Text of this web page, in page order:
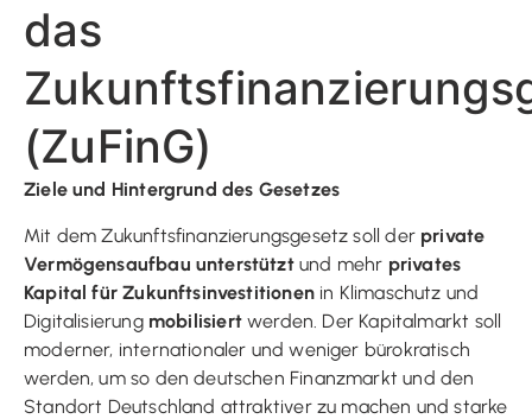
das
(ZuFinG)
Ziele und Hintergrund des Gesetzes
Mit dem Zukunftsfinanzierungsgesetz soll der private
Vermögensaufbau unterstütztund mehr privates
Kapital für Zukunftsinvestitionenin Klimaschutz und
Digitalisierung mobilisiertwerden. Der Kapitalmarkt soll
moderner, internationaler und weniger bürokratisch
werden, um so den deutschen Finanzmarkt und den
Standort Deutschland attraktiver zu machen und starke